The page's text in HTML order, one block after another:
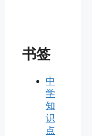
书签
中
学
知
识
点